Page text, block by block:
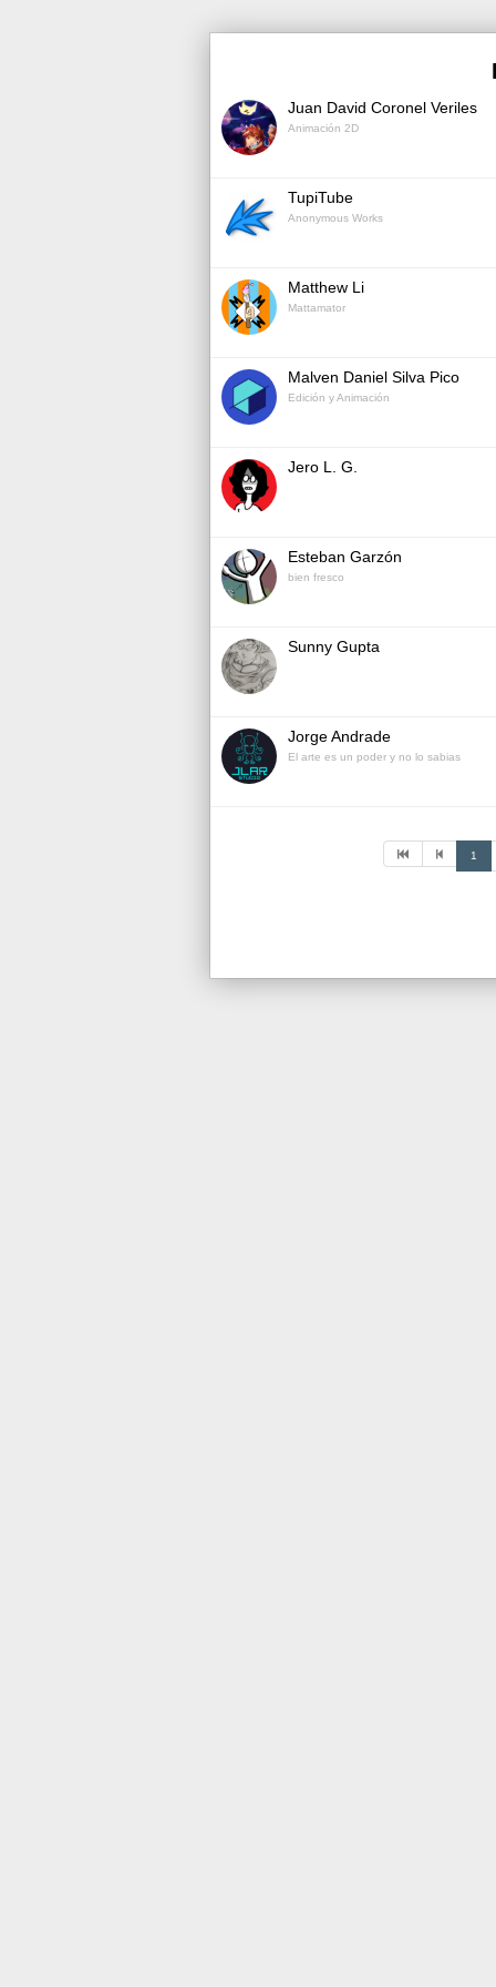
Juan David Coronel Veriles
Animación 2D
TupiTube
Anonymous Works
Matthew Li
Mattamator
Malven Daniel Silva Pico
Edición y Animación
Jero L. G.
Esteban Garzón
bien fresco
Sunny Gupta
Jorge Andrade
El arte es un poder y no lo sabias
1